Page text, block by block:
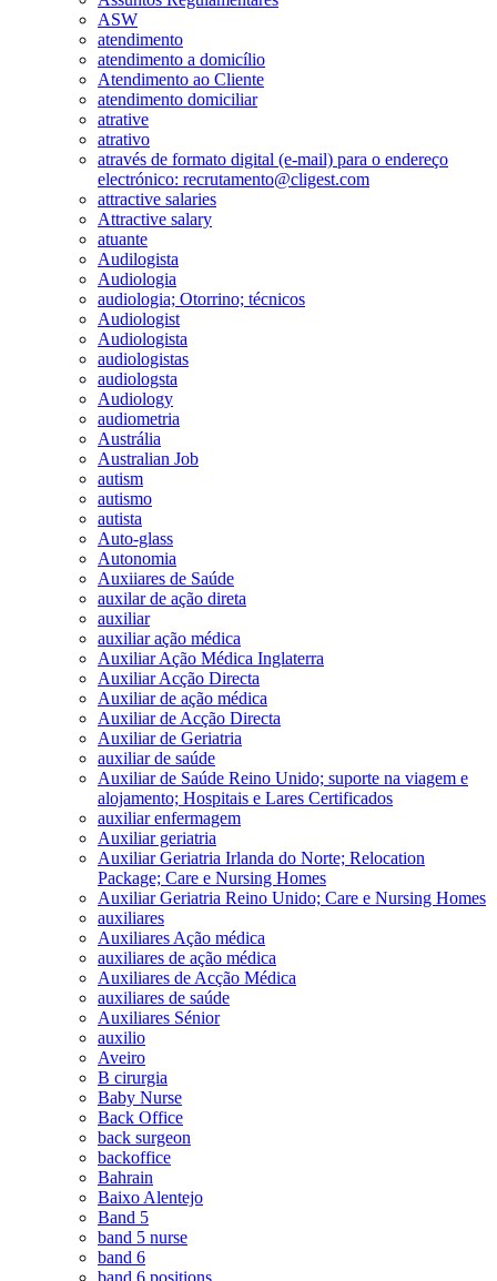
ASW
atendimento
atendimento a domicílio
Atendimento ao Cliente
atendimento domiciliar
atrative
atrativo
através de formato digital (e-mail) para o endereço
electrónico: recrutamento@cligest.com
attractive salaries
Attractive salary
atuante
Audilogista
Audiologia
audiologia; Otorrino; técnicos
Audiologist
Audiologista
audiologistas
audiologsta
Audiology
audiometria
Austrália
Australian Job
autism
autismo
autista
Auto-glass
Autonomia
Auxiiares de Saúde
auxilar de ação direta
auxiliar
auxiliar ação médica
Auxiliar Ação Médica Inglaterra
Auxiliar Acção Directa
Auxiliar de ação médica
Auxiliar de Acção Directa
Auxiliar de Geriatria
auxiliar de saúde
Auxiliar de Saúde Reino Unido; suporte na viagem e
alojamento; Hospitais e Lares Certificados
auxiliar enfermagem
Auxiliar geriatria
Auxiliar Geriatria Irlanda do Norte; Relocation
Package; Care e Nursing Homes
Auxiliar Geriatria Reino Unido; Care e Nursing Homes
auxiliares
Auxiliares Ação médica
auxiliares de ação médica
Auxiliares de Acção Médica
auxiliares de saúde
Auxiliares Sénior
auxilio
Aveiro
B cirurgia
Baby Nurse
Back Office
back surgeon
backoffice
Bahrain
Baixo Alentejo
Band 5
band 5 nurse
band 6
band 6 positions